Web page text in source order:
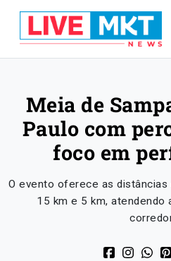
Meia de
Paulo com
foco em
O evento oferece as
15 km e 5 km,